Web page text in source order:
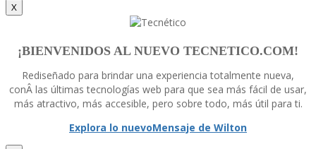
X
¡BIENVENIDOS AL NUEVO TECNETICO.COM!
Rediseñado para brindar una experiencia totalmente nueva,
conÂ las últimas tecnologí­as web para que sea más fácil de usar,
más atractivo, más accesible, pero sobre todo, más útil para ti.
Explora lo nuevoMensaje de Wilton